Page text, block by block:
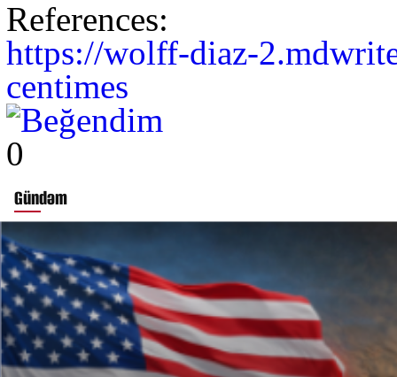
References:
https://wolff-diaz-
centimes
0
Gündəm